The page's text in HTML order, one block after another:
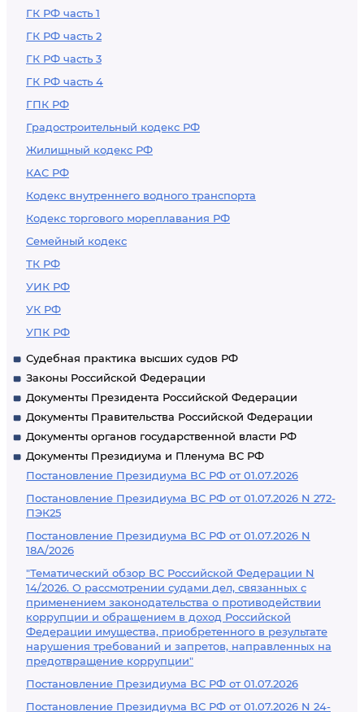
ГК РФ часть 1
ГК РФ часть 2
ГК РФ часть 3
ГК РФ часть 4
ГПК РФ
Градостроительный кодекс РФ
Жилищный кодекс РФ
КАС РФ
Кодекс внутреннего водного транспорта
Кодекс торгового мореплавания РФ
Семейный кодекс
ТК РФ
УИК РФ
УК РФ
УПК РФ
Судебная практика высших судов РФ
Законы Российской Федерации
Документы Президента Российской Федерации
Документы Правительства Российской Федерации
Документы органов государственной власти РФ
Документы Президиума и Пленума ВС РФ
Постановление Президиума ВС РФ от 01.07.2026
Постановление Президиума ВС РФ от 01.07.2026 N 272-
ПЭК25
Постановление Президиума ВС РФ от 01.07.2026 N
18А/2026
"Тематический обзор ВС Российской Федерации N
14/2026. О рассмотрении судами дел, связанных с
применением законодательства о противодействии
коррупции и обращением в доход Российской
Федерации имущества, приобретенного в результате
нарушения требований и запретов, направленных на
предотвращение коррупции"
Постановление Президиума ВС РФ от 01.07.2026
Постановление Президиума ВС РФ от 01.07.2026 N 24-